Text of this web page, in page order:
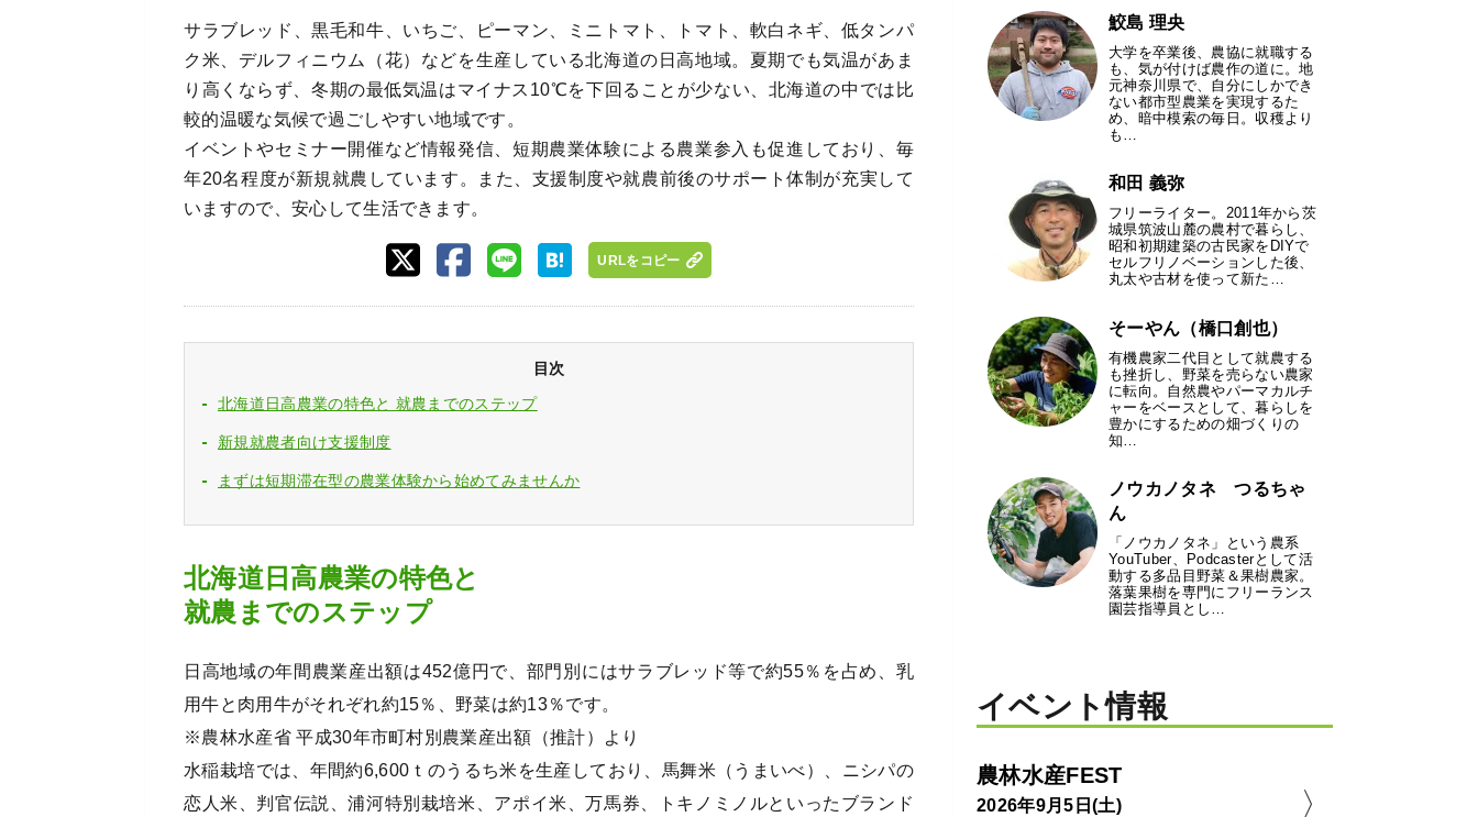
サラブレッド、黒毛和牛、いちご、ピーマン、ミニトマト、トマト、軟白ネギ、低タンパ
ク米、デルフィニウム（花）などを生産している北海道の日高地域。夏期でも気温があま
り高くならず、冬期の最低気温はマイナス10℃を下回ることが少ない、北海道の中では比
較的温暖な気候で過ごしやすい地域です。
イベントやセミナー開催など情報発信、短期農業体験による農業参入も促進しており、毎
年20名程度が新規就農しています。また、支援制度や就農前後のサポート体制が充実して
いますので、安心して生活できます。
URLをコピー
目次
北海道日高農業の特色と 就農までのステップ
新規就農者向け支援制度
まずは短期滞在型の農業体験から始めてみませんか
北海道日高農業の特色と
就農までのステップ
日高地域の年間農業産出額は452億円で、部門別にはサラブレッド等で約55％を占め、乳
用牛と肉用牛がそれぞれ約15％、野菜は約13％です。
※農林水産省 平成30年市町村別農業産出額（推計）より
水稲栽培では、年間約6,600ｔのうるち米を生産しており、馬舞米（うまいべ）、ニシパの
恋人米、判官伝説、浦河特別栽培米、アポイ米、万馬券、トキノミノルといったブランド
鮫島 理央
大学を卒業後、農協に就職する
も、気が付けば農作の道に。地
元神奈川県で、自分にしかでき
ない都市型農業を実現するた
め、暗中模索の毎日。収穫より
も…
和田 義弥
フリーライター。2011年から茨
城県筑波山麓の農村で暮らし、
昭和初期建築の古民家をDIYで
セルフリノベーションした後、
丸太や古材を使って新た…
そーやん（橋口創也）
有機農家二代目として就農する
も挫折し、野菜を売らない農家
に転向。自然農やパーマカルチ
ャーをベースとして、暮らしを
豊かにするための畑づくりの
知…
ノウカノタネ つるちゃ
ん
「ノウカノタネ」という農系
YouTuber、Podcasterとして活
動する多品目野菜＆果樹農家。
落葉果樹を専門にフリーランス
園芸指導員とし…
イベント情報
農林水産FEST
2026年9月5日(土)